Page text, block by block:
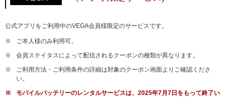
公式アプリをご利用中のVEGA会員様限定のサービスです。
※
ご本人様のみ利用可。
※
会員ステイタスによって配信されるクーポンの種類が異なります。
※
ご利用方法・ご利用条件の詳細は対象のクーポン画面よりご確認くださ
い。
※
モバイルバッテリーのレンタルサービスは、2025年7月7日をもって終了い